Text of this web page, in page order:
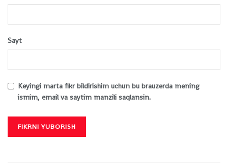
Sayt
Keyingi marta fikr bildirishim uchun bu brauzerda mening
ismim, email va saytim manzili saqlansin.